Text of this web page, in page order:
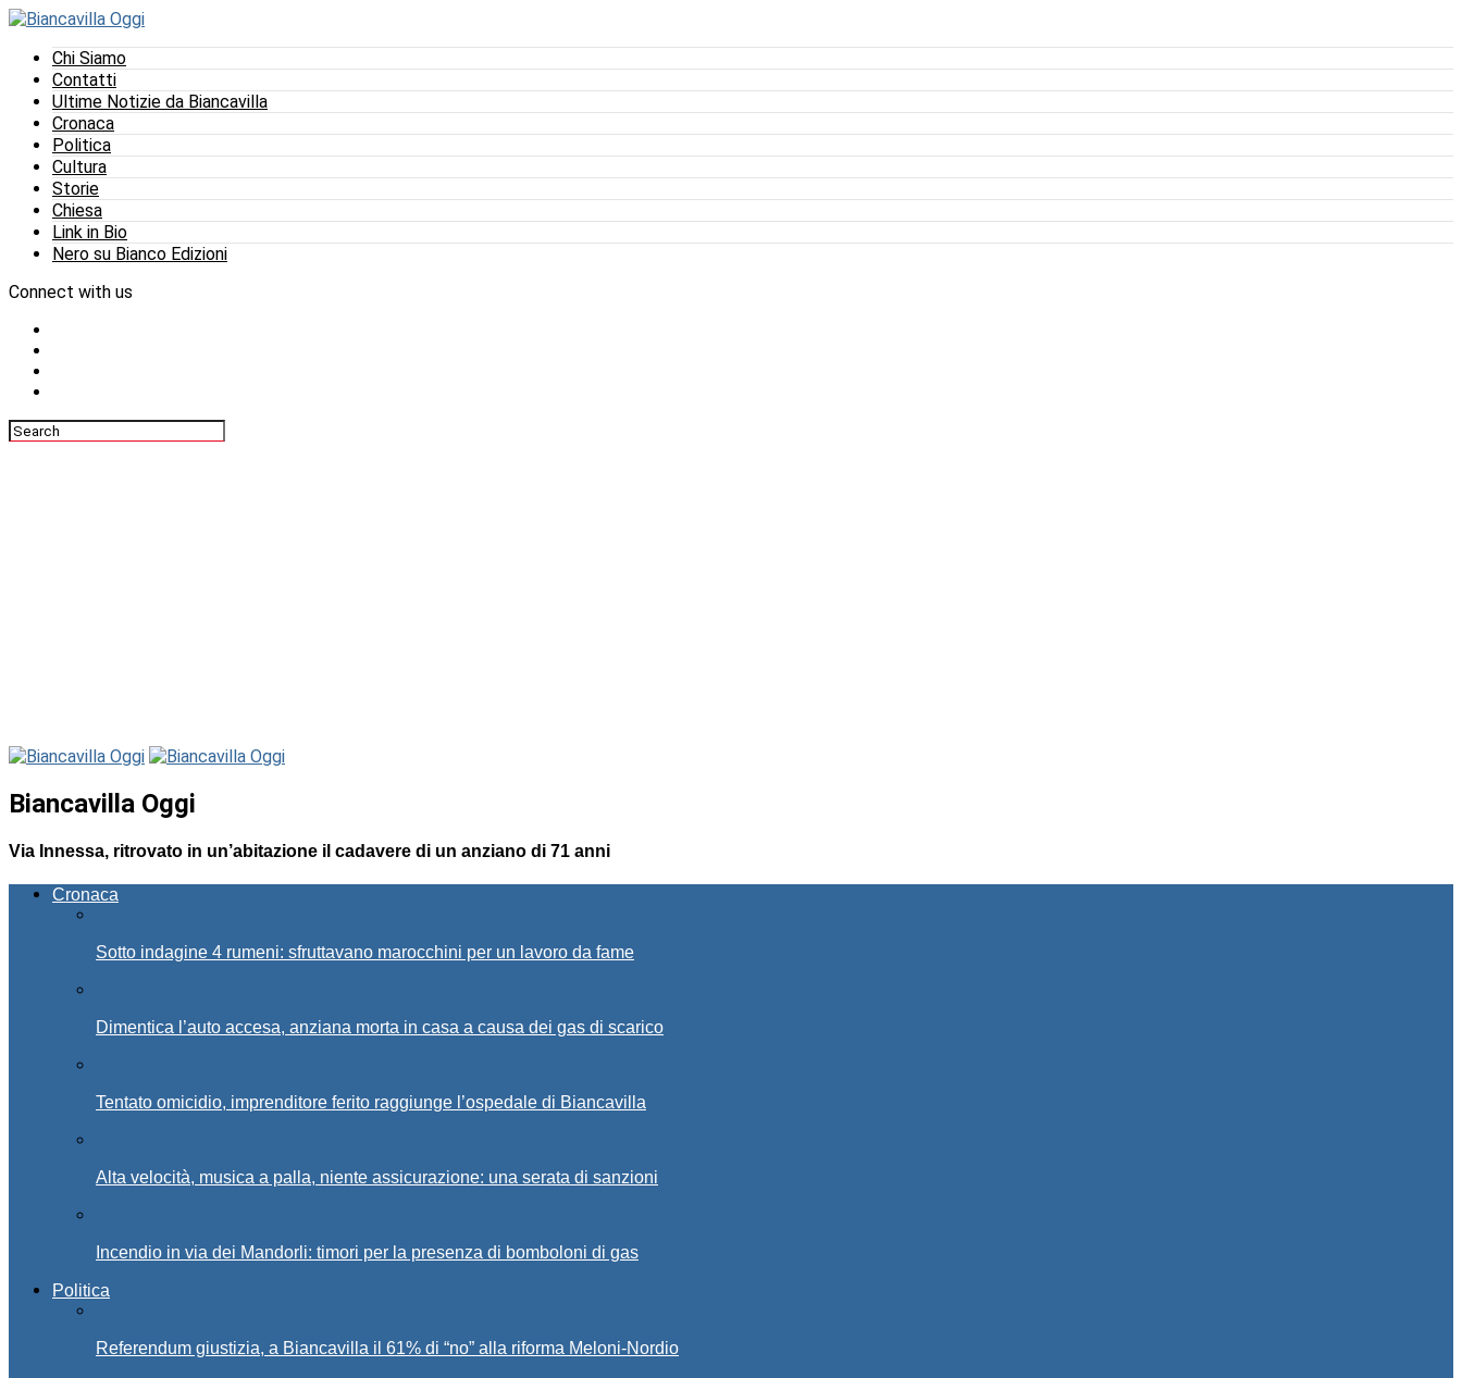
Chi Siamo
Contatti
Ultime Notizie da Biancavilla
Cronaca
Politica
Cultura
Storie
Chiesa
Link in Bio
Nero su Bianco Edizioni
Connect with us
Biancavilla Oggi
Via Innessa, ritrovato in un’abitazione il cadavere di un anziano di 71 anni
Cronaca
Sotto indagine 4 rumeni: sfruttavano marocchini per un lavoro da fame
Dimentica l’auto accesa, anziana morta in casa a causa dei gas di scarico
Tentato omicidio, imprenditore ferito raggiunge l’ospedale di Biancavilla
Alta velocità, musica a palla, niente assicurazione: una serata di sanzioni
Incendio in via dei Mandorli: timori per la presenza di bomboloni di gas
Politica
Referendum giustizia, a Biancavilla il 61% di “no” alla riforma Meloni-Nordio